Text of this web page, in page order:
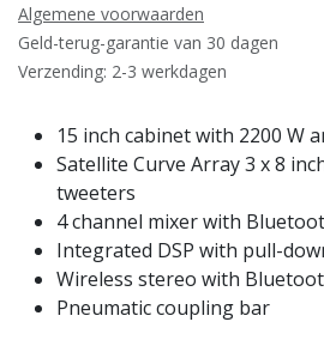
Algemene voorwaarden
Geld-terug-garantie van 30 dagen
Verzending: 2-3 werkdagen
15 inch cabinet with 2200 W
Satellite Curve Array 3 x 8
tweeters
4 channel mixer with
Integrated DSP with pull-
Wireless stereo with
Pneumatic coupling bar